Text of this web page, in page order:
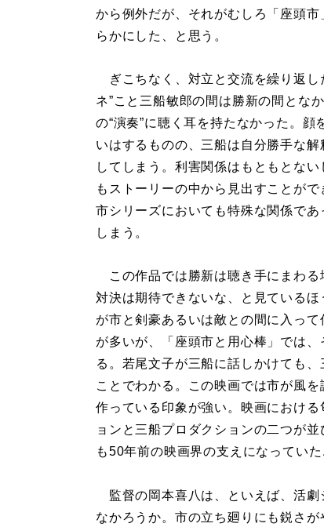
から例外だが、それがむしろ「座頭
らかにした、と思う。
ぎこちなく、対立と交流を繰り返し
ネ”こと三船敏郎の間は勝新の間とな
の“演奏”に聴く耳を持たなかった。
いはするものの、三船は自分勝手な
してしまう。利害関係はもともとな
もストーリーの中から見出すことが
市シリーズにおいても特殊な関係で
しまう。
この作品では勝新は聴き手にまわる
対決は期待できないな、と見ている
が市と剣豪あるいは敵との間に入っ
が多いが、「座頭市と用心棒」では
る。若尾文子が三船に話しかけても
ことでわかる。この映画では市が風
作っている印象が強い。映画におけ
ョンと三船プロダクションの二つが
も50年前の映画界の支えになってい
監督の岡本喜八は、といえば、活劇
なかろうか。市の立ち廻りにも鋭さ